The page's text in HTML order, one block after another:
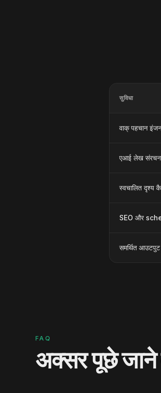
सुविधा
वाक् पहचान
एआई लेख
स्वचालित दृश्य
SEO और
समर्थित आउटपुट
FAQ
अक्सर पूछे जाने